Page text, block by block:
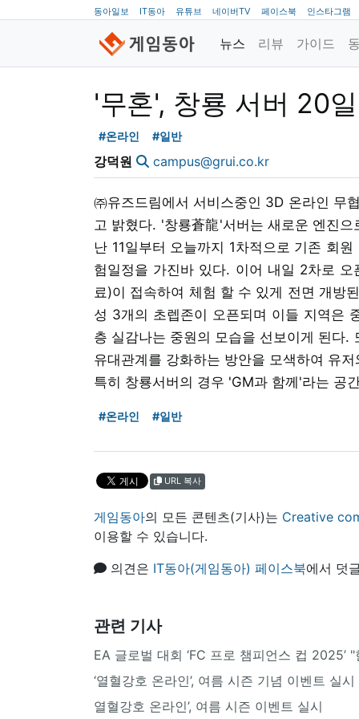
동아일보 IT동아 유튜브 네이버TV 페이스북 인스타그램
뉴스 리뷰 가이드
'무혼', 창룡 서버 20
#온라인 #일반
강덕원 campus@grui.co.kr
㈜유즈드림에서 서비스중인 3D 온라인 무
고 밝혔다. '창룡蒼龍'서버는 새로운 엔진
난 11일부터 오늘까지 1차적으로 기존 회
험일정을 가진바 있다. 이어 내일 2차로
료)이 접속하여 체험 할 수 있게 전면 개방
성 3개의 초렙존이 오픈되며 이들 지역은
층 실감나는 중원의 모습을 선보이게 된다.
유대관계를 강화하는 방안을 모색하여 유
특히 창룡서버의 경우 'GM과 함께'라는 공
#온라인 #일반
URL 복사
게임동아의 모든 콘텐츠(기사)는 Creative
이용할 수 있습니다.
의견은 IT동아(게임동아) 페이스북에서 덧
관련 기사
EA 글로벌 대회 ‘FC 프로 챔피언스 컵 2025’
‘열혈강호 온라인’, 여름 시즌 기념 이벤트 실시
열혈강호 온라인’, 여름 시즌 이벤트 실시